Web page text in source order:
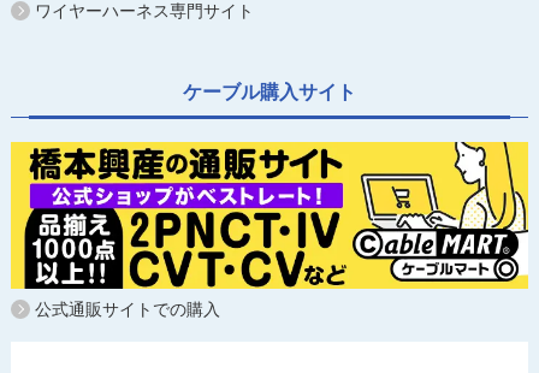
ワイヤーハーネス専門サイト
ケーブル購入サイト
公式通販サイトでの購入